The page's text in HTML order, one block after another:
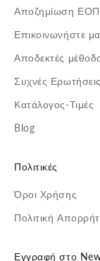
Αποζημίωση
Επικοινωνήστε
Αποδεκτές
Συχνές Ερωτήσεις
Κατάλογος-Τιμές
Blog
Πολιτικές
Όροι Χρήσης
Πολιτική
Εγγραφή στο